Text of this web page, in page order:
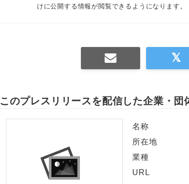
けに公開する情報が閲覧できるようになります。
このプレスリリースを配信した企業・団
名称
所在地
業種
URL